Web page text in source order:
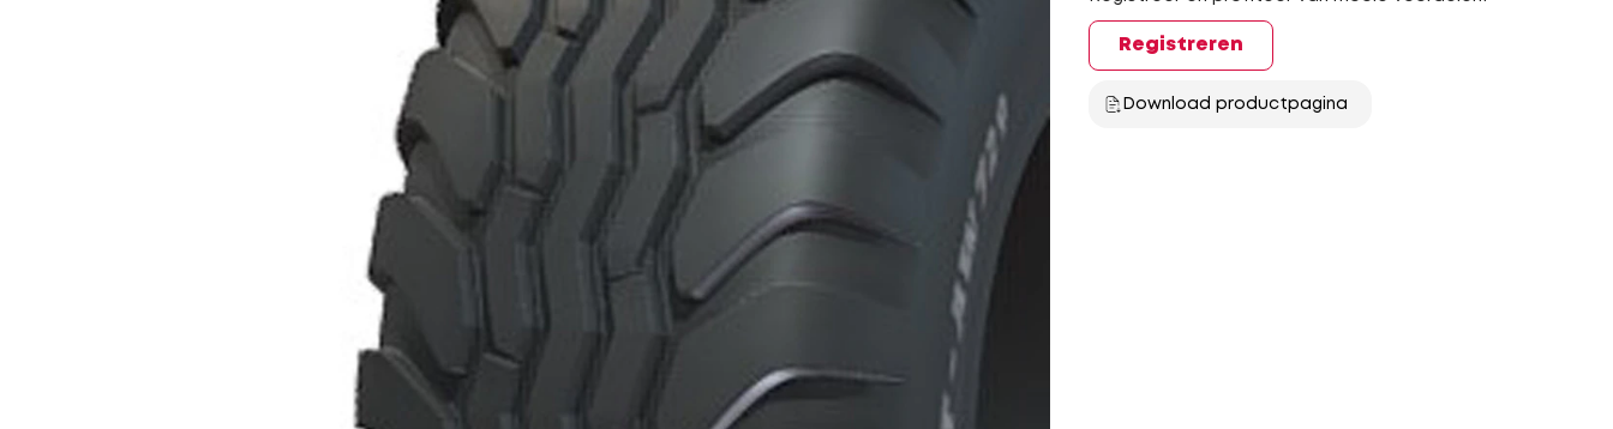
Registreren
Download productpagina